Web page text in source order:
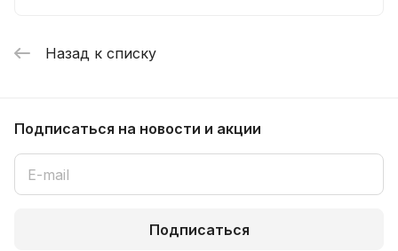
Назад к списку
Подписаться на новости и акции
Подписаться